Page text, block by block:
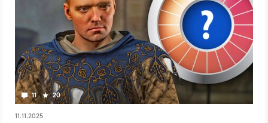
11 20
11.11.2025